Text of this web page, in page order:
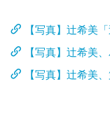
【写真】辻希美
【写真】辻希美
【写真】辻希美